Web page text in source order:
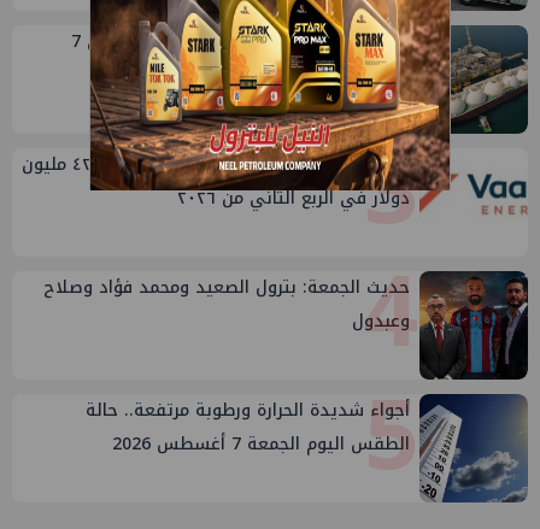
2
مصر تستورد 7.94 مليون طن غاز مسال في 7
أشهر..وأمريكا تهيمن على الإمدادات
3
أرباح فالكو إنرجي شريك بتروبكر تقفز ل ٤٢.٤ مليون
دولار في الربع الثاني من ٢٠٢٦
4
حديث الجمعة: بترول الصعيد ومحمد فؤاد وصلاح
وعبدول
5
أجواء شديدة الحرارة ورطوبة مرتفعة.. حالة
الطقس اليوم الجمعة 7 أغسطس 2026